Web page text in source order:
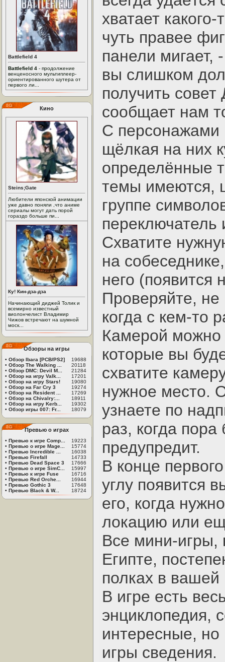
Battlefield 4
Battlefield 4 - продолжение
венценосного мультиплеер-
ориентированного шутера от
первого ли...
Кино
Steins;Gate
Любители японской анимации
уже давно поняли ,что аниме
сериалы могут дать порой
гораздо больше пи...
Ку! Кин-дза-дза
Начинающий диджей Толик и
всемирно известный
виолончелист Владимир
Чижов встречают на шумной
моск...
Обзоры на игры
• Обзор Ibara [PCB/PS2]
19688
• Обзор The Walking ...
20118
• Обзор DMC: Devil M...
21284
• Обзор на игру Valk...
17201
• Обзор на игру Stars!
19080
• Обзор на Far Cry 3
19274
• Обзор на Resident ...
17269
• Обзор на Chivalry:...
18911
• Обзор на игру Kerb...
19302
• Обзор игры 007: Fr... 18079
Превью о играх
• Превью к игре Comp...
19223
• Превью о игре Mage...
15774
• Превью Incredible ...
16038
• Превью Firefall
14733
• Превью Dead Space 3
17666
• Превью о игре SimC...
15997
• Превью к игре Fuse
16716
• Превью Red Orche...
16944
• Превью Gothic 3
17648
• Превью Black & W... 18724
хватает
чуть правее
панели мигает,
вы слишком
получить
сообщает нам
С персонажами
щёлкая на них
определённые
темы имеются,
группе
переключатель
Схватите
на
него (появится
Проверяйте,
когда с кем-то
Камерой можно
которые вы
схватите
нужное место.
узнаете по
раз, когда
предупредит.
В конце
углу появится
его, когда
локацию или
Все мини-игры,
Египте,
полках в вашей
В игре есть
энциклопедия,
интересные,
игры сведения.